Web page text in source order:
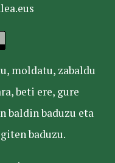
moldatu, zabaldu
beti ere, gure
baldin baduzu eta
baduzu.